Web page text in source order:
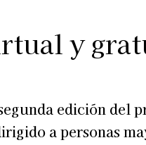
y
edición del
a personas